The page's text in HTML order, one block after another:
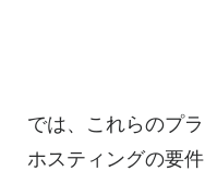
では、これらのプ
ホスティングの要